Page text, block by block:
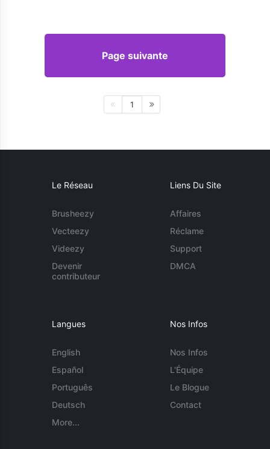
Page suivante
1
Le Réseau
Brusheezy
Vecteezy
Videezy
Devenir
contributeur
Liens Du Site
Affaires
Réclame
Support
DMCA
Langues
English
Español
Português
Deutsch
More...
Nos Infos
Nos Infos
L'Équipe
Le Blogue
Contact